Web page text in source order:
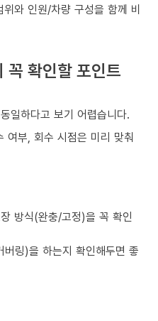
와 인원/차량 구성을 함께 비
꼭 확인할 포인트
일하다고 보기 어렵습니다.
여부, 회수 시점은 미리 맞춰
방식(완충/고정)을 꼭 확인
링)을 하는지 확인해두면 좋